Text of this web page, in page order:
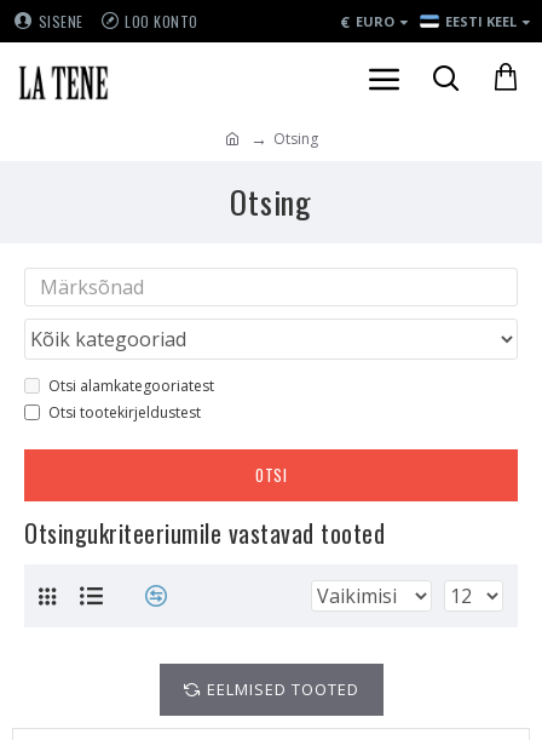
SISENE LOO KONTO € EURO EESTI KEEL
Otsing
Otsing
Otsi alamkategooriatest
Otsi tootekirjeldustest
OTSI
Otsingukriteeriumile vastavad tooted
EELMISED TOOTED